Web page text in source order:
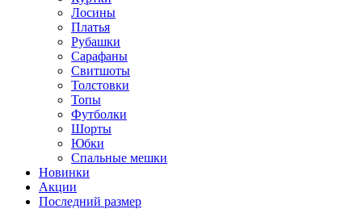
Лосины
Платья
Рубашки
Сарафаны
Свитшоты
Толстовки
Топы
Футболки
Шорты
Юбки
Спальные мешки
Новинки
Акции
Последний размер